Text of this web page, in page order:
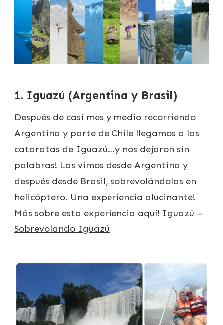
1. Iguazú (Argentina y Brasil)
Después de casi mes y medio recorriendo
Argentina y parte de Chile llegamos a las
cataratas de Iguazú…y nos dejaron sin
palabras! Las vimos desde Argentina y
después desde Brasil, sobrevolándolas en
helicóptero. Una experiencia alucinante!
Más sobre esta experiencia aquí! Iguazú –
Sobrevolando Iguazú